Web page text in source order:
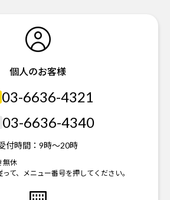
個人のお客様
03-6636-4321
03-6636-4340
付時間： 9時～20時
無休
て、メニュー番号を押してください。